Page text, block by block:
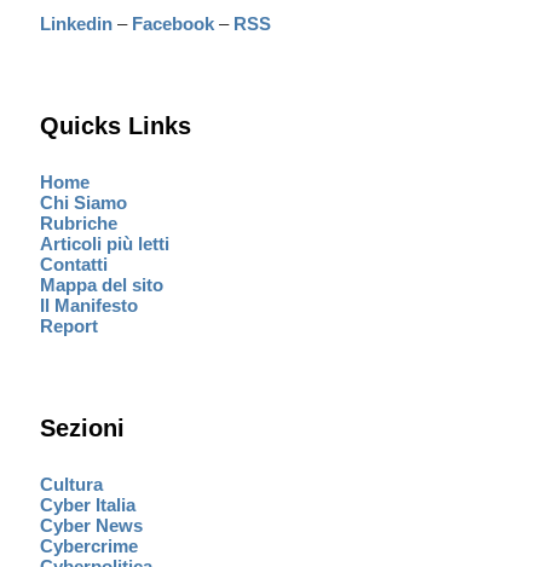
Linkedin – Facebook – RSS
Quicks Links
Home
Chi Siamo
Rubriche
Articoli più letti
Contatti
Mappa del sito
Il Manifesto
Report
Sezioni
Cultura
Cyber Italia
Cyber News
Cybercrime